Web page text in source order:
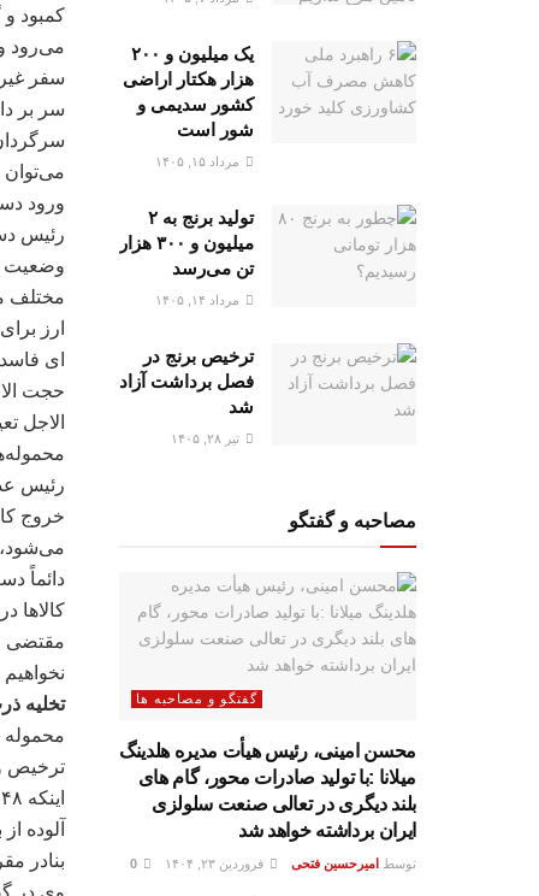
کمبود
می‌رود
سفر
سر بر
می‌توان
ورود
رئیس
وضعیت
مختلف
ارز
ای
حجت
الاجل
رئیس
خروج
می‌شود،
دائماً
کالاها
مقتضی
نخواهیم
تخلیه
ترخیص
آلوده
بنادر
یک میلیون و ۲۰۰
هزار هکتار اراضی
کشور سدیمی و
شور است
مرداد ۱۵, ۱۴۰۵
تولید برنج به ۲
میلیون و ۳۰۰ هزار
تن می‌رسد
مرداد ۱۴, ۱۴۰۵
ترخیص برنج در
فصل برداشت آزاد
شد
تیر ۲۸, ۱۴۰۵
مصاحبه و گفتگو
گفتگو و مصاحبه ها
محسن امینی، رئیس هیأت مدیره هلدینگ
میلانا :با تولید صادرات محور، گام های
بلند دیگری در تعالی صنعت سلولزی
ایران برداشته خواهد شد
توسط امیرحسین فتحی فروردین ۲۳, ۱۴۰۴